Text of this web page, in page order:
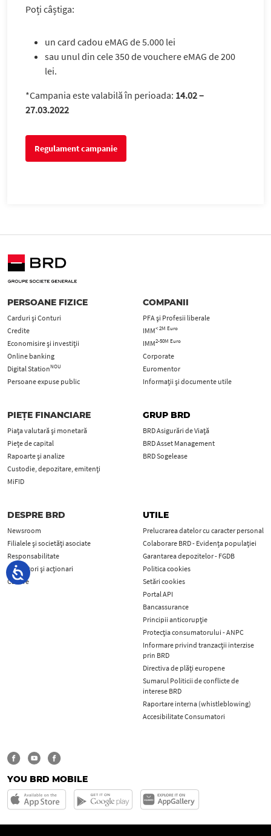
Poți câștiga:
un card cadou eMAG de 5.000 lei
sau unul din cele350 de vouchere eMAG de 200
lei.
*Campania este valabilă în perioada: 14.02 –
27.03.2022
Regulament campanie
PERSOANE FIZICE
Carduri şi Conturi
Credite
Economisire și investiții
Online banking
Digital StationNOU
Persoane expuse public
COMPANII
PFA şi Profesii liberale
IMM< 2M Euro
IMM2-50M Euro
Corporate
Euromentor
Informații și documente utile
PIEȚE FINANCIARE
Piața valutară și monetară
Piețe de capital
Rapoarte și analize
Custodie, depozitare, emitenți
MiFID
GRUP BRD
BRD Asigurări de Viață
BRD Asset Management
BRD Sogelease
DESPRE BRD
Newsroom
Filialele și societăți asociate
Responsabilitate
Investitori și acționari
Cariere
UTILE
Prelucrarea datelor cu caracter personal
Colaborare BRD - Evidența populației
Garantarea depozitelor - FGDB
Politica cookies
Setări cookies
Portal API
Bancassurance
Principii anticorupţie
Protecţia consumatorului - ANPC
Informare privind tranzacții interzise
prin BRD
Directiva de plăți europene
Sumarul Politicii de conflicte de
interese BRD
Raportare interna (whistleblowing)
Accesibilitate Consumatori
YOU BRD MOBILE